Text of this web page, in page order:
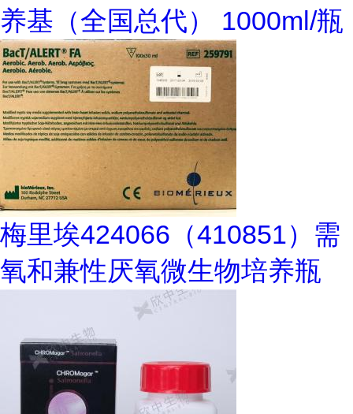
养基（全国总代） 1000ml/瓶
梅里埃424066（410851）需
氧和兼性厌氧微生物培养瓶